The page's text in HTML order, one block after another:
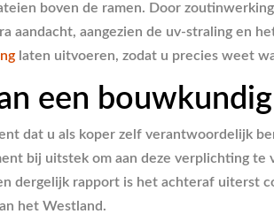
boven de ramen. Door
aangezien de uv-straling en
laten uitvoeren, zodat u precies weet
een
dat u als koper zelf verantwoordelijk
bij uitstek om aan deze verplichting te
dergelijk rapport is het achteraf uiterst
het Westland.